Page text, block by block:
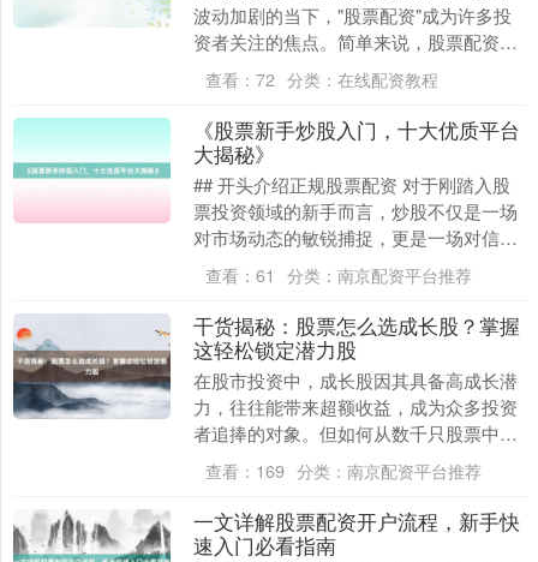
波动加剧的当下，"股票配资"成为许多投
资者关注的焦点。简单来说，股票配资是
指投资者通过配资公司获得额外资金进行
股票交易，....
查看： 72 分类： 在线配资教程
《股票新手炒股入门，十大优质平台
大揭秘》
## 开头介绍正规股票配资 对于刚踏入股
票投资领域的新手而言，炒股不仅是一场
对市场动态的敏锐捕捉，更是一场对信息
获取与交易工具依赖的考验。在数字化浪
潮席卷的当下....
查看： 61 分类： 南京配资平台推荐
干货揭秘：股票怎么选成长股？掌握
这轻松锁定潜力股
在股市投资中，成长股因其具备高成长潜
力，往往能带来超额收益，成为众多投资
者追捧的对象。但如何从数千只股票中精
准挑选出真正的成长股正规股票配资，却
是一门需要深入研....
查看： 169 分类： 南京配资平台推荐
一文详解股票配资开户流程，新手快
速入门必看指南